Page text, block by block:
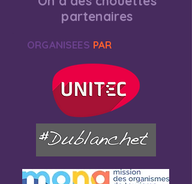
partenaires
ORGANISEES PAR